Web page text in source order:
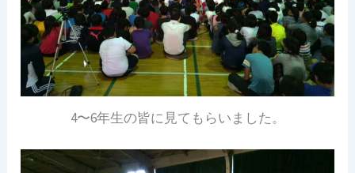
4〜6年生の皆に見てもらいました。